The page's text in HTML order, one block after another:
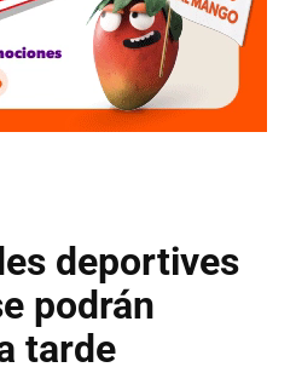
deportives
podrán
tarde